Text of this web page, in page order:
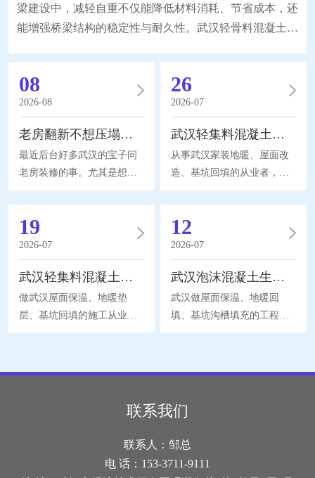
梁建设中，减轻自重不仅能降低材料消耗、节省成本，还
能增强桥梁结构的稳定性与耐久性。武汉轻骨料混凝土作
减轻自重呢? 要了解轻骨料混凝土在桥梁工程中的减重作
用，首先得明白它的特性。与普通混凝土不同，轻骨料混
凝土采用轻骨料替代部分或全部普通骨料，如陶粒
08
2026-08
老房翻新不想压塌楼板？选对回填材料是关键！
最近后台好多武汉的宝子问
老房装修的事。尤其是想在
卫生间或者阳台做点小改
动，怕什么？当然是楼板承
重！传统回填材料太重，稍
有不慎就可能超出设计荷
载。别慌，现在装修圈懂行
的都在用一种“黑科技”材
料。今天就用大白话跟大家
聊聊，怎么挑靠谱的轻骨料
混凝土，以及为什么武汉轻
凝土容重动辄2400kg/m³，而
轻骨料混凝土能做到1400k
26
2026-07
武汉轻集料混凝土生产厂家｜回填施工如何避开配比误区
从事武汉家装地暖、屋面改
造、基坑回填的从业者，常
会接触轻集料混凝土。不少
施工团队只看重材料单价，
忽略配比差异，完工后出现
空鼓、沉降、保温不达标的
问题。想要稳定施工效果，
学会甄别武汉轻集料混凝土
生产厂家的配套能力尤为关
键，今天结合本地气候，分
享容易被忽略的实操干货。
中在保温、减重、自流回填
三大方向。但市面上配方区
19
2026-07
武汉轻集料混凝土｜屋面地暖回填选材干货，土建人必看
做武汉屋面保温、地暖垫
层、基坑回填的施工从业
者，大多接触过轻集料混凝
雨季潮湿软土地质，分享一
线实操经验，聊聊武汉轻集
料混凝土完整应用知识，纯
12
2026-07
武汉泡沫混凝土生产厂家｜轻质土建材料选型施工全干货
武汉做屋面保温、地暖回
填、基坑沟槽填充的工程同
行，基本都会接触泡沫混凝
坑，今天结合武汉多雨软土
地质，结合一线实操经验，
完整拆解选材标准、适用场
联系我们
联系人：邹总
电 话：153-3711-9111